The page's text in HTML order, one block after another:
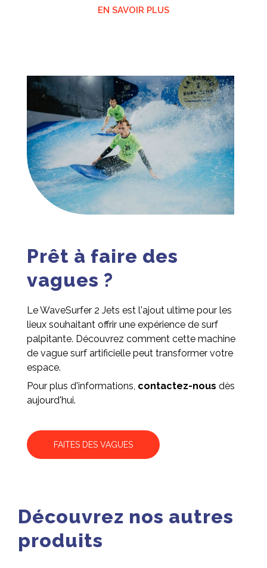
EN SAVOIR PLUS
Prêt à faire des
vagues ?
Le WaveSurfer 2 Jets est l'ajout ultime pour les
lieux souhaitant offrir une expérience de surf
palpitante. Découvrez comment cette machine
de vague surf artificielle peut transformer votre
espace.
Pour plus d'informations, contactez-nous dès
aujourd'hui.
FAITES DES VAGUES
Découvrez nos autres
produits